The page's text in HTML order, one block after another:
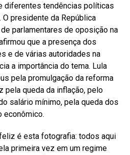
diferentes tendências políticas
presidente da República
parlamentares de oposição na
que a presença dos
e de várias autoridades na
a importância do tema. Lula
pela promulgação da reforma
queda da inflação, pelo
salário mínimo, pela queda dos
econômico.
é esta fotografia: todos aqui
primeira vez em um regime